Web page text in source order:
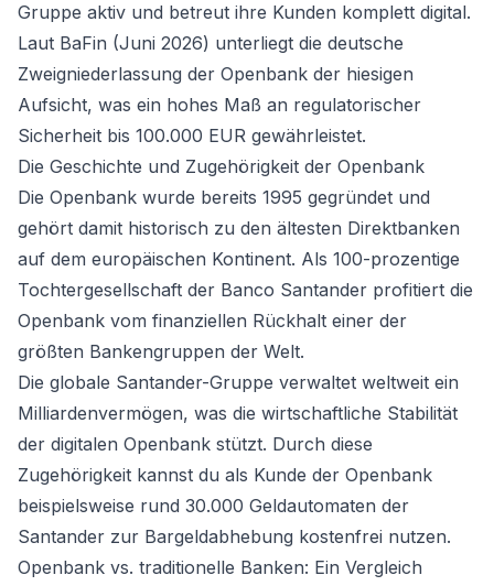
Gruppe aktiv und betreut ihre Kunden komplett digital.
Laut BaFin (Juni 2026) unterliegt die deutsche
Zweigniederlassung der Openbank der hiesigen
Aufsicht, was ein hohes Maß an regulatorischer
Sicherheit bis 100.000 EUR gewährleistet.
Die Geschichte und Zugehörigkeit der Openbank
Die Openbank wurde bereits 1995 gegründet und
gehört damit historisch zu den ältesten Direktbanken
auf dem europäischen Kontinent. Als 100-prozentige
Tochtergesellschaft der Banco Santander profitiert die
Openbank vom finanziellen Rückhalt einer der
größten Bankengruppen der Welt.
Die globale Santander-Gruppe verwaltet weltweit ein
Milliardenvermögen, was die wirtschaftliche Stabilität
der digitalen Openbank stützt. Durch diese
Zugehörigkeit kannst du als Kunde der Openbank
beispielsweise rund 30.000 Geldautomaten der
Santander zur Bargeldabhebung kostenfrei nutzen.
Openbank vs. traditionelle Banken: Ein Vergleich